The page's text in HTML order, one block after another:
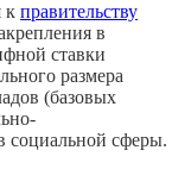
к правительству
в
ставки
размера
(базовых
социальной сферы.